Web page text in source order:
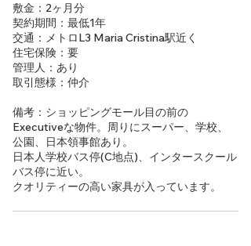
敷金：2ヶ月分
契約期間：最低1年
交通：メトロL3 Maria Cristina駅近く
住宅保険：要
管理人：あり
取引態様：仲介
備考：ショッピングモール目の前の
Executiveな物件。周りにスーパー、学校、
公園、日本領事館あり。
日本人学校バス停(C地点)、インタースクール
バス停に近い。
クオリティーの高い家具が入っています。